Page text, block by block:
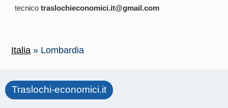
tecnico traslochieconomici.it@gmail.com
Italia » Lombardia
Traslochi-economici.it